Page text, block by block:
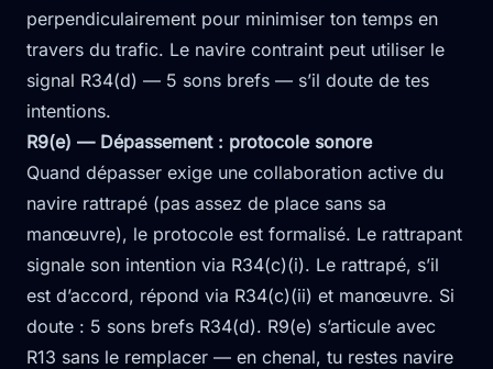
perpendiculairement pour minimiser ton temps en
travers du trafic. Le navire contraint peut utiliser le
signal R34(d) — 5 sons brefs — s’il doute de tes
intentions.
R9(e) — Dépassement : protocole sonore
Quand dépasser exige une collaboration active du
navire rattrapé (pas assez de place sans sa
manœuvre), le protocole est formalisé. Le rattrapant
signale son intention via R34(c)(i). Le rattrapé, s’il
est d’accord, répond via R34(c)(ii) et manœuvre. Si
doute : 5 sons brefs R34(d). R9(e) s’articule avec
R13 sans le remplacer — en chenal, tu restes navire